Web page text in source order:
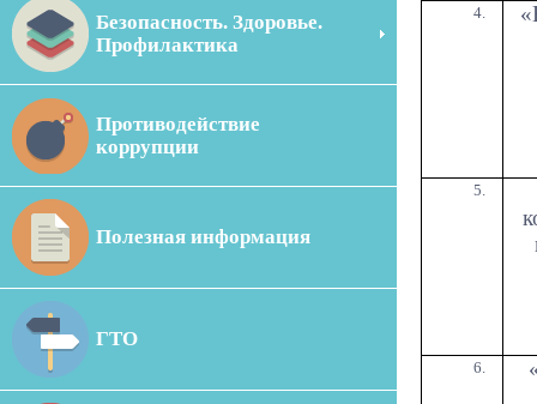
Безопасность. Здоровье.
Профилактика
Противодействие
коррупции
Полезная информация
ГТО